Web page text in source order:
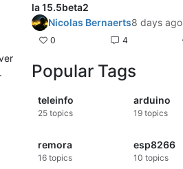
la 15.5beta2
Nicolas Bernaerts8 days ago
0 4
Popular Tags
teleinfo
25 topics
arduino
19topics
remora
16 topics
esp8266
10 topics